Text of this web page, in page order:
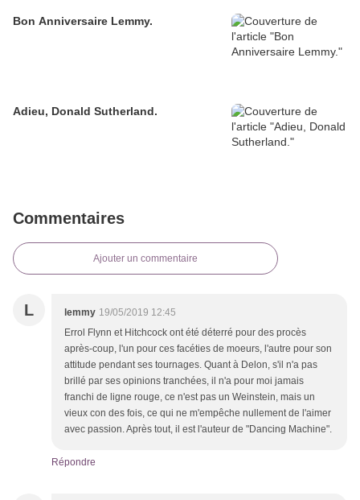
Bon Anniversaire Lemmy.
Adieu, Donald Sutherland.
Commentaires
Ajouter un commentaire
L lemmy 19/05/2019 12:45
Errol Flynn et Hitchcock ont été déterré pour des procès
après-coup, l'un pour ces facéties de moeurs, l'autre pour son
attitude pendant ses tournages. Quant à Delon, s'il n'a pas
brillé par ses opinions tranchées, il n'a pour moi jamais
franchi de ligne rouge, ce n'est pas un Weinstein, mais un
vieux con des fois, ce qui ne m'empêche nullement de l'aimer
avec passion. Après tout, il est l'auteur de "Dancing Machine".
Répondre